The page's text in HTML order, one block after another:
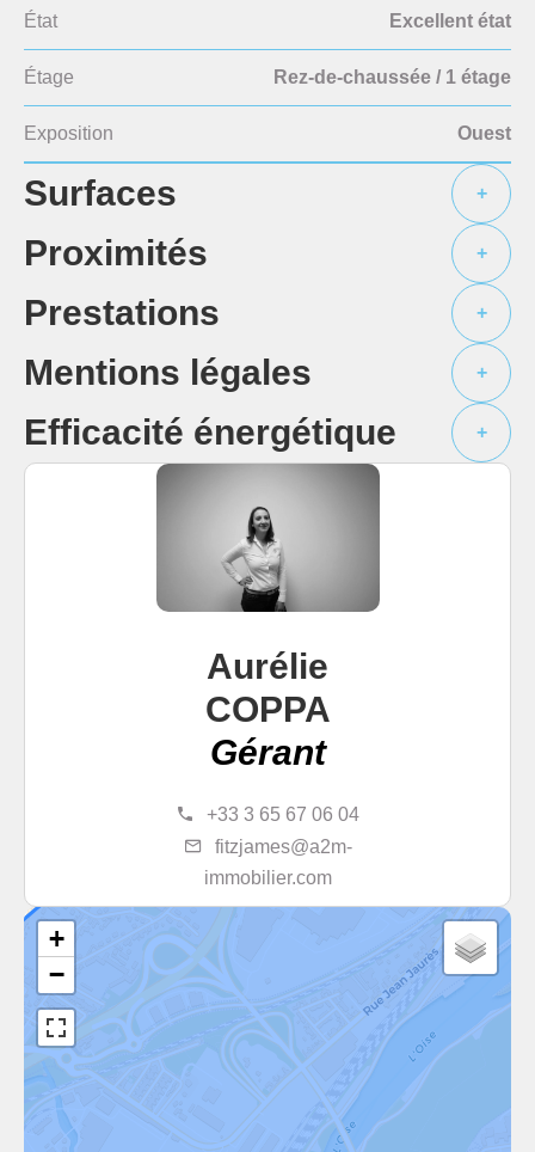
État Excellent état
Étage Rez-de-chaussée / 1 étage
Exposition Ouest
Surfaces +
Proximités +
Prestations +
Mentions légales +
Efficacité énergétique +
Aurélie
COPPA
Gérant
+33 3 65 67 06 04
fitzjames@a2m-
immobilier.com
+
−